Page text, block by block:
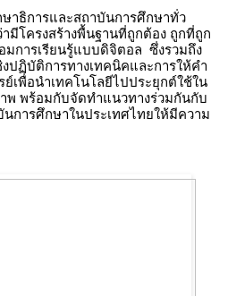
ษาธิการและสถาบันการศึกษาทั่ว
มีโครงสร้างพื้นฐานที่ถูกต้อง ถูกที่ถูก
การเรียนรู้แบบดิจิตอล  ซึ่งรวมถึง
ปฏิบัติการทางเทคนิคและการให้คำ
เพื่อนำเทคโนโลยีไปประยุกต์ใช้ใน
พ พร้อมกับจัดทำแนวทางร่วมกันกับ
การศึกษาในประเทศไทยให้มีความ